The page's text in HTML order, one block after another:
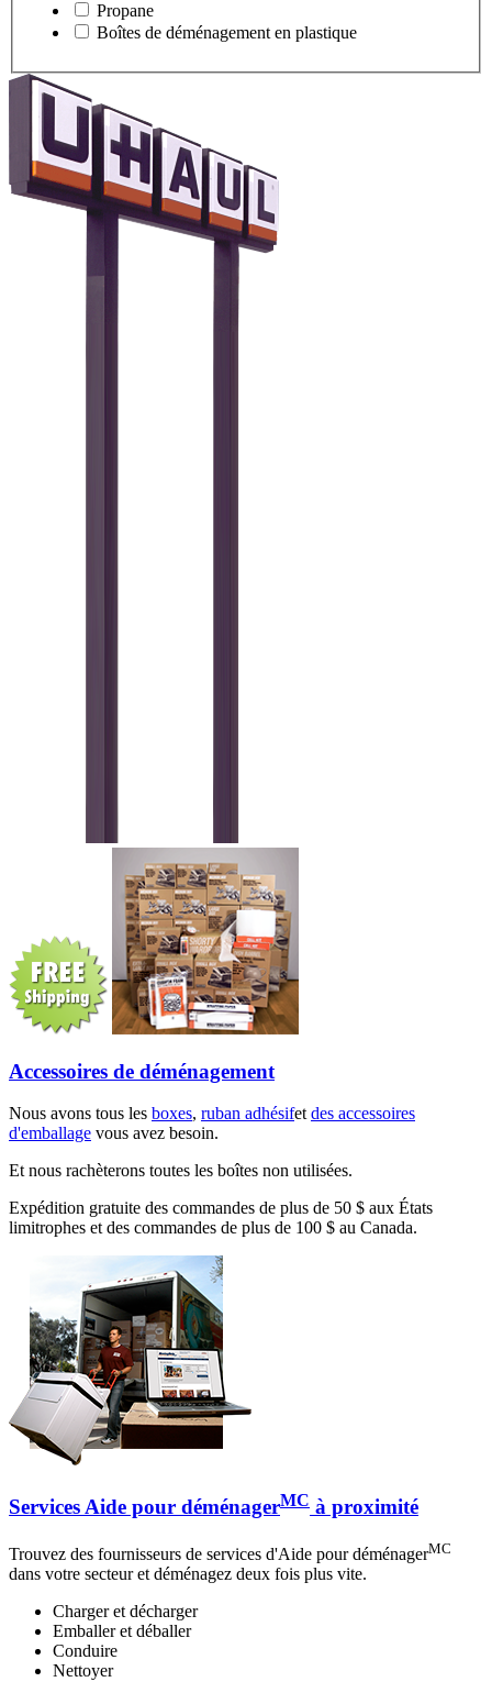
Propane
Boîtes de déménagement en plastique
Accessoires de déménagement
Nous avons tous les boxes, ruban adhésifetdes accessoires
d'emballage vous avez besoin.
Et nous rachèterons toutes les boîtes non utilisées.
Expédition gratuite des commandes de plus de 50 $ aux États
limitrophes et des commandes de plus de 100 $ au Canada.
Services Aide pour déménagerMC à proximité
Trouvez des fournisseurs de services d'Aide pour déménagerMC
dans votre secteur et déménagez deux fois plus vite.
Charger et décharger
Emballer et déballer
Conduire
Nettoyer